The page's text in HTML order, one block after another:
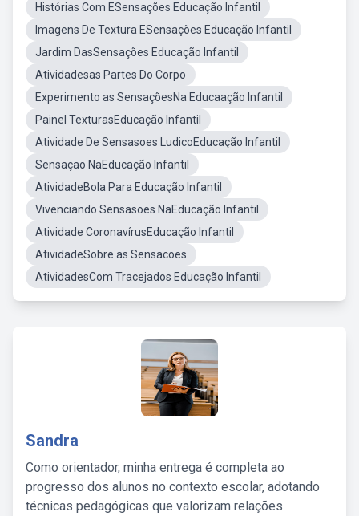
Histórias Com ESensações Educação Infantil
Imagens De Textura ESensações Educação Infantil
Jardim DasSensações Educação Infantil
Atividadesas Partes Do Corpo
Experimento as SensaçõesNa Educaação Infantil
Painel TexturasEducação Infantil
Atividade De Sensasoes LudicoEducação Infantil
Sensaçao NaEducação Infantil
AtividadeBola Para Educação Infantil
Vivenciando Sensasoes NaEducação Infantil
Atividade CoronavírusEducação Infantil
AtividadeSobre as Sensacoes
AtividadesCom Tracejados Educação Infantil
Sandra
Como orientador, minha entrega é completa ao
progresso dos alunos no contexto escolar, adotando
técnicas pedagógicas que valorizam relações